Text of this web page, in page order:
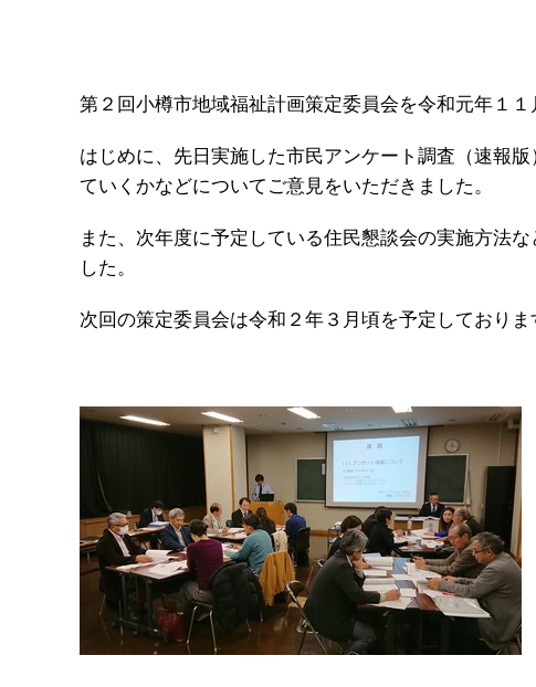
第２回小樽市地域福祉計画策定委員会を令和元年１１
はじめに、先日実施した市民アンケート調査（速報
ていくかなどについてご意見をいただきました。
また、次年度に予定している住民懇談会の実施方法
した。
次回の策定委員会は令和２年３月頃を予定しておりま